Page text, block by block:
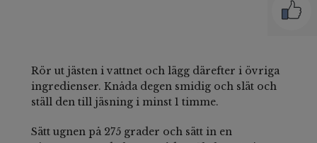
Rör ut jästen i vattnet och lägg därefter i övriga
ingredienser. Knåda degen smidig och slät och
ställ den till jäsning i minst 1 timme.
Sätt ugnen på 275 grader och sätt in en